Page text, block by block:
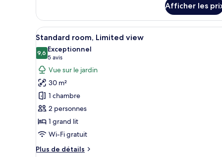
Terrace
Master
Suite
Oceanfront
Beach
Terrace
Afficher les
Afficher
toutes
les
photos
pour
ce
type
de
chambre :
Standard
room,
Une chambre à coucher avec
11
Standard room, Limited view
9,69,6 sur 10
Exceptionnel
5 avis
(5 avis)
Vue sur le jardin
30 m²
1 chambre
2 personnes
1 grand lit
Wi-Fi gratuit
Plus de détails
Plus